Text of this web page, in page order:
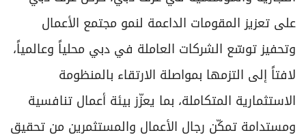
على تعزيز المقومات الداعمة لنمو مجتمع الأعمال
وتحفيز توسّع الشركات العاملة في دبي محلياً وعالمياً،
لافتاً إلى التزمها بمواصلة الارتقاء بالمنظومة
الاستثمارية المتكاملة، بما يعزّز بيئة أعمال تنافسية
ومستدامة تمكّن رجال الأعمال والمستثمرين من تحقيق